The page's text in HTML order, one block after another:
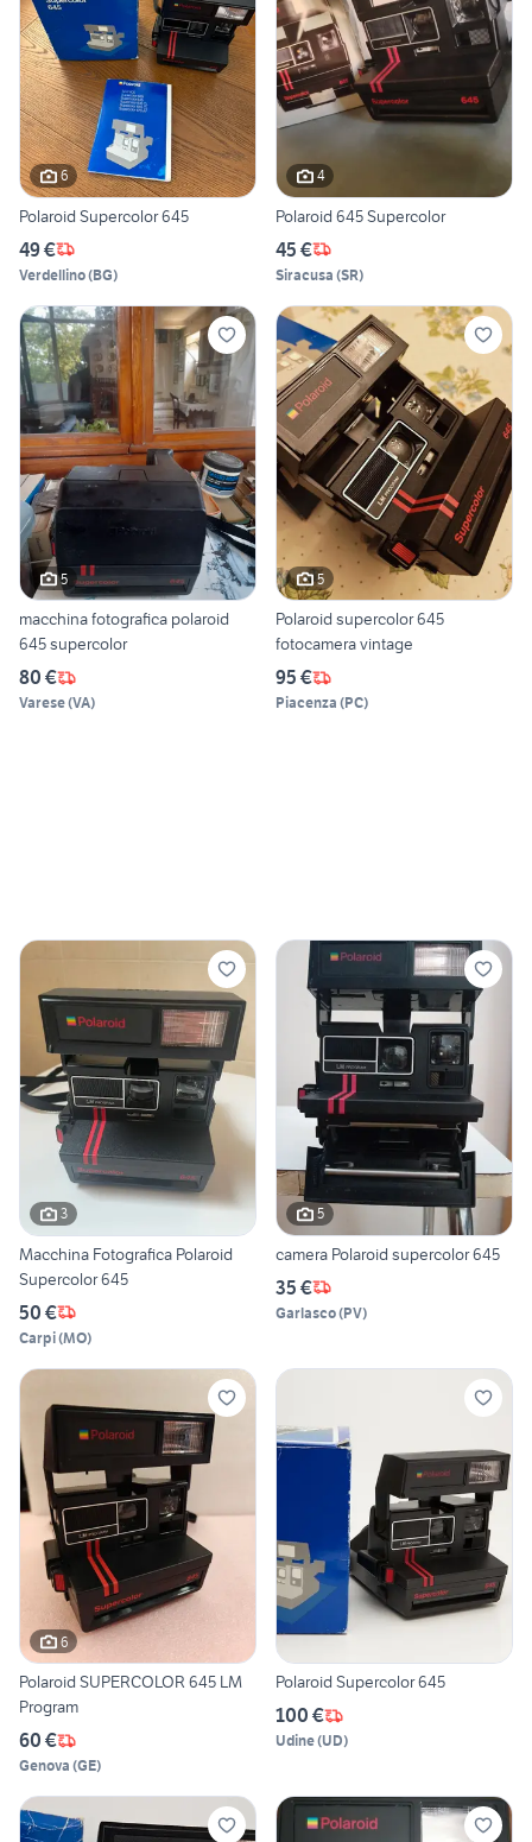
6
Polaroid Supercolor 645
49 €
Verdellino(BG)
4
Polaroid 645 Supercolor
45 €
Siracusa (SR)
5
macchina fotografica polaroid
645 supercolor
80 €
Varese(VA)
5
Polaroid supercolor 645
fotocamera vintage
95 €
Piacenza (PC)
3
Macchina Fotografica Polaroid
Supercolor 645
50 €
Carpi(MO)
5
camera Polaroid supercolor 645
35 €
Garlasco(PV)
6
Polaroid SUPERCOLOR 645 LM
Program
60 €
Genova (GE)
Polaroid Supercolor 645
100 €
Udine(UD)